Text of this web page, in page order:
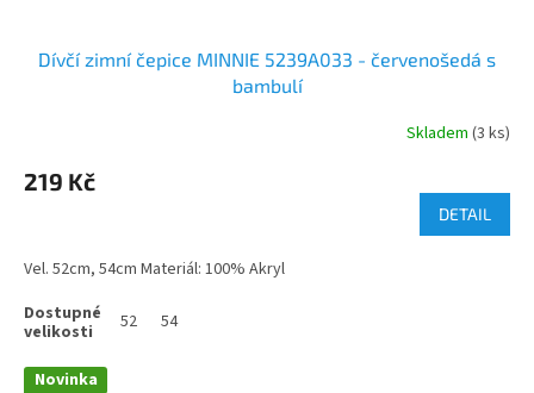
Dívčí zimní čepice MINNIE 5239A033 - červenošedá s
bambulí
Skladem (3 ks)
219 Kč
DETAIL
Vel. 52cm, 54cm Materiál: 100% Akryl
52 54
Novinka